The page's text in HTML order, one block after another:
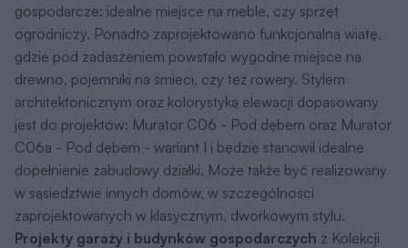
gospodarcze: idealne miejsce na meble, czy sprzęt
ogrodniczy. Ponadto zaprojektowano funkcjonalną wiatę,
gdzie pod zadaszeniem powstało wygodne miejsce na
drewno, pojemniki na śmieci, czy też rowery. Stylem
architektonicznym oraz kolorystyką elewacji dopasowany
jest do projektów: Murator C06 - Pod dębem oraz Murator
C06a - Pod dębem - wariant I i będzie stanowił idealne
dopełnienie zabudowy działki. Może także być realizowany
w sąsiedztwie innych domów, w szczególności
zaprojektowanych w klasycznym, dworkowym stylu.
Projekty garaży i budynków gospodarczych z Kolekcji